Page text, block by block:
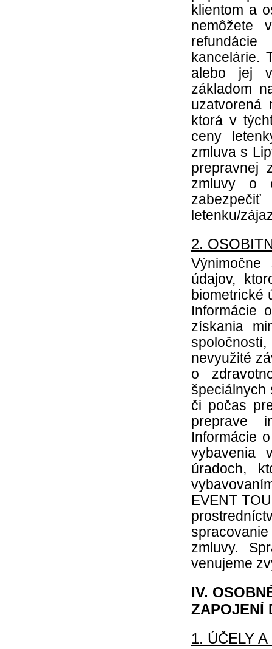
klientom a
nemôžete
kancelárie.
alebo jej
základom
uzatvorená
ktorá v
ceny
zmluva s
prepravnej
zmluvy o
letenku/
2.
Výnimočne
údajov,
biometrické
Informácie
získania
nevyužité
o
špeciálnych
či počas
preprave
Informácie
vybavenia
úradoch,
EVENT
zmluvy.
venujeme
IV.
ZAPOJENÍ
1. ÚČELY